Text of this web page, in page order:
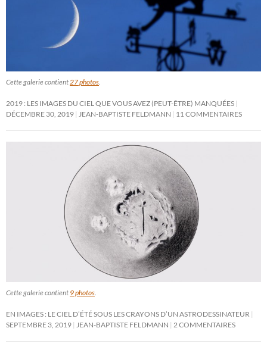
Cette galerie contient 27 photos
2019 : LES IMAGES DU CIEL QUE VOUS AVEZ (PEUT-ÊTRE) MANQUÉES
DÉCEMBRE 30, 2019
JEAN-BAPTISTE FELDMANN 11 COMMENTAIRES
Cette galerie contient 9 photos.
EN IMAGES : LE CIEL D’ÉTÉ SOUS LES CRAYONS D’UN ASTRODESSINATEUR
SEPTEMBRE 3, 2019 JEAN-BAPTISTE FELDMANN 2 COMMENTAIRES